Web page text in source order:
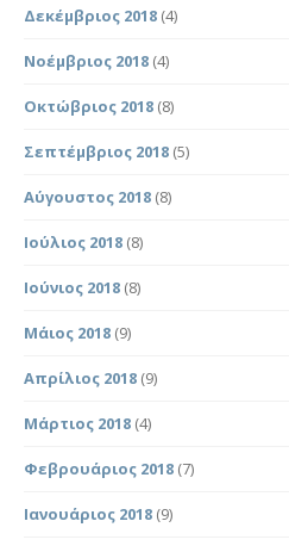
Δεκέμβριος 2018 (4)
Νοέμβριος 2018 (4)
Οκτώβριος 2018 (8)
Σεπτέμβριος 2018 (5)
Αύγουστος 2018 (8)
Ιούλιος 2018 (8)
Ιούνιος 2018 (8)
Μάιος 2018 (9)
Απρίλιος 2018 (9)
Μάρτιος 2018 (4)
Φεβρουάριος 2018 (7)
Ιανουάριος 2018 (9)